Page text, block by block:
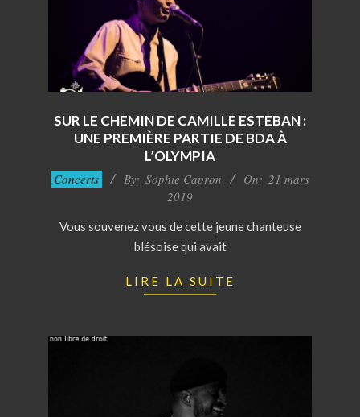
SUR LE CHEMIN DE CAMILLE ESTEBAN :
UNE PREMIÈRE PARTIE DE BDA À
L’OLYMPIA
2019-
Concerts By: Sophie Capron On: 21 mars
2019
Vous souvenez vous de cette jeune chanteuse
blésoise qui avait
LIRE LA SUITE